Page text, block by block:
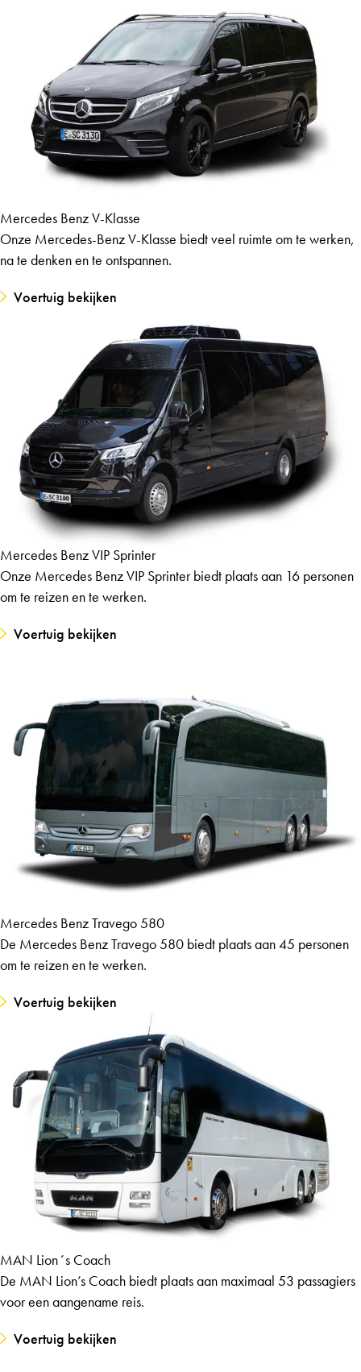
Mercedes Benz V-Klasse
Onze Mercedes-Benz V-Klasse biedt veel ruimte om te werken,
na te denken en te ontspannen.
Voertuig bekijken
Mercedes Benz VIP Sprinter
Onze Mercedes Benz VIP Sprinter biedt plaats aan 16 personen
om te reizen en te werken.
Voertuig bekijken
Mercedes Benz Travego 580
De Mercedes Benz Travego 580 biedt plaats aan 45 personen
om te reizen en te werken.
Voertuig bekijken
MAN Lion´s Coach
De MAN Lion’s Coach biedt plaats aan maximaal 53 passagiers
voor een aangename reis.
Voertuig bekijken